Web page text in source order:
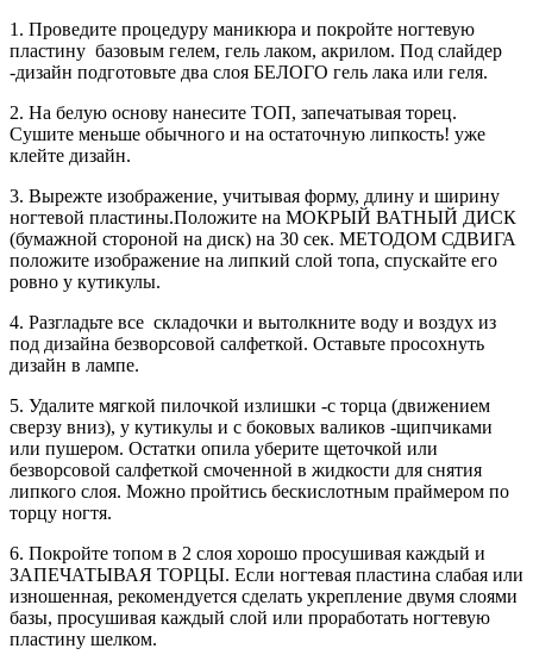
1. Проведите процедуру маникюра и покройте ногтевую
пластину базовым гелем, гель лаком, акрилом. Под слайдер
-дизайн подготовьте два слоя БЕЛОГО гель лака или геля.
2. На белую основу нанесите ТОП, запечатывая торец.
Сушите меньше обычного и на остаточную липкость! уже
клейте дизайн.
3. Вырежте изображение, учитывая форму, длину и ширину
ногтевой пластины.Положите на МОКРЫЙ ВАТНЫЙ ДИСК
(бумажной стороной на диск) на 30 сек. МЕТОДОМ СДВИГА
положите изображение на липкий слой топа, спускайте его
ровно у кутикулы.
4. Разгладьте все складочки и вытолкните воду и воздух из
под дизайна безворсовой салфеткой. Оставьте просохнуть
дизайн в лампе.
5. Удалите мягкой пилочкой излишки -с торца (движением
сверзу вниз), у кутикулы и с боковых валиков -щипчиками
или пушером. Остатки опила уберите щеточкой или
безворсовой салфеткой смоченной в жидкости для снятия
липкого слоя. Можно пройтись бескислотным праймером по
торцу ногтя.
6. Покройте топом в 2 слоя хорошо просушивая каждый и
ЗАПЕЧАТЫВАЯ ТОРЦЫ. Если ногтевая пластина слабая или
изношенная, рекомендуется сделать укрепление двумя слоями
базы, просушивая каждый слой или проработать ногтевую
пластину шелком.